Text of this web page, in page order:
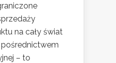
na cały świat
pośrednictwem
– to